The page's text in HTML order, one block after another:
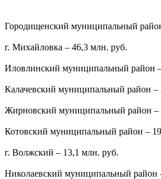
Городищенский муниципальный
г. Михайловка – 46,3 млн. руб.
Иловлинский муниципальный район
Калачевский муниципальный район –
Жирновский муниципальный район –
Котовский муниципальный район –
г. Волжский – 13,1 млн. руб.
Николаевский муниципальный район